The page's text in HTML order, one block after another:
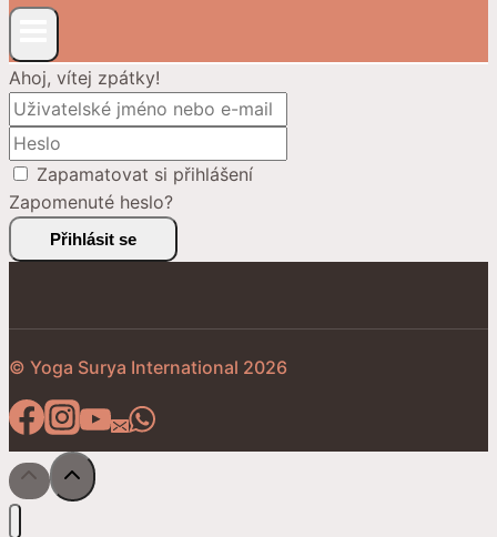
Ahoj, vítej zpátky!
Zapamatovat si přihlášení
Zapomenuté heslo?
Přihlásit se
© Yoga Surya International 2026